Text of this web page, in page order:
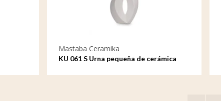
Mastaba Ceramika
KU 061 S Urna pequeña de cerámica